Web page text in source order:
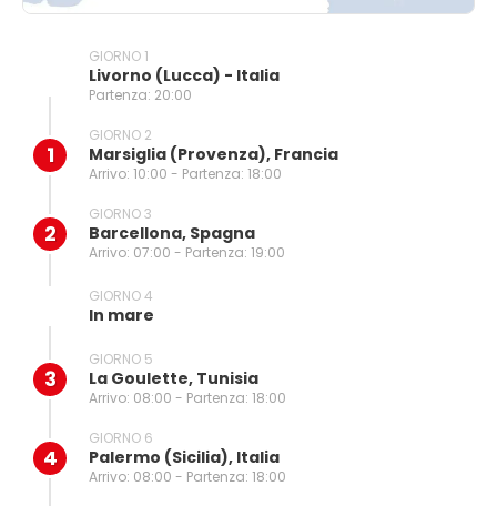
GIORNO 1
Livorno (lucca) - Italia
Partenza: 20:00
1
GIORNO 2
Marsiglia (provenza), Francia
Arrivo: 10:00 - Partenza: 18:00
2
GIORNO 3
Barcellona, Spagna
Arrivo: 07:00 - Partenza: 19:00
GIORNO 4
In mare
3
GIORNO 5
La Goulette, Tunisia
Arrivo: 08:00 - Partenza: 18:00
4
GIORNO 6
Palermo (sicilia), Italia
Arrivo: 08:00 - Partenza: 18:00